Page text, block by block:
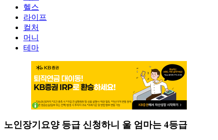
헬스
라이프
컬처
머니
테마
노인장기요양 등급 신청하니 울 엄마는 4등급